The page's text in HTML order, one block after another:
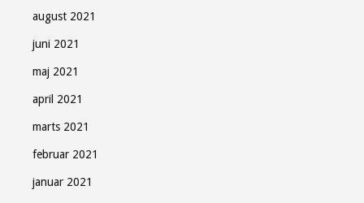
august 2021
juni 2021
maj 2021
april 2021
marts 2021
februar 2021
januar 2021